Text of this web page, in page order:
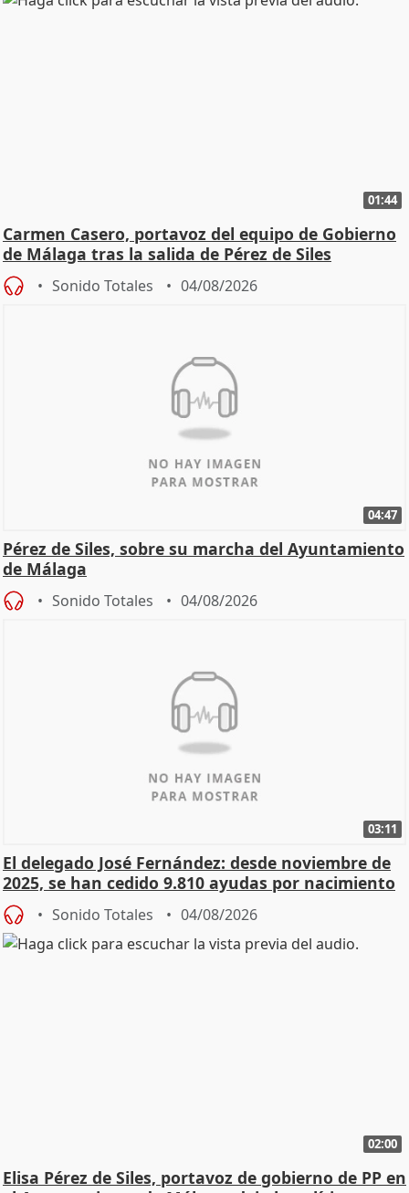
01:44
Carmen Casero, portavoz del equipo de Gobierno
de Málaga tras la salida de Pérez de Siles
Sonido Totales 04/08/2026
04:47
Pérez de Siles, sobre su marcha del Ayuntamiento
de Málaga
Sonido Totales 04/08/2026
03:11
El delegado José Fernández: desde noviembre de
2025, se han cedido 9.810 ayudas por nacimiento
Sonido Totales 04/08/2026
02:00
Elisa Pérez de Siles, portavoz de gobierno de PP en